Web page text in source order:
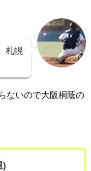
札幌
ないので大阪桐蔭の
)